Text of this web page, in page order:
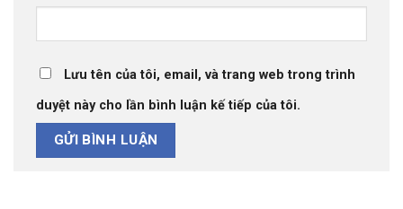
Lưu tên của tôi, email, và trang web trong trình
duyệt này cho lần bình luận kế tiếp của tôi.